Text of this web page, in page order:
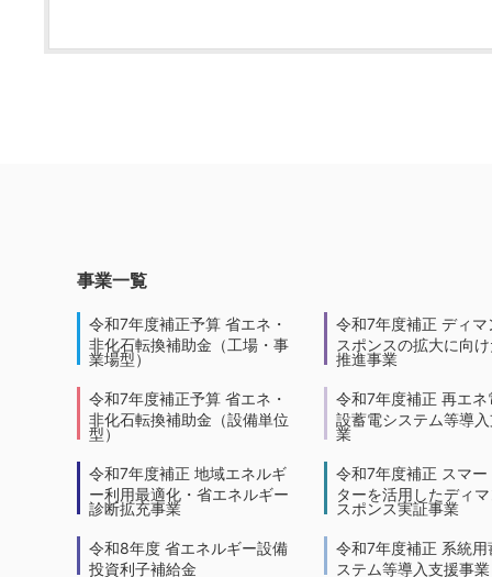
事業一覧
令和7年度補正予算 省エネ・
非化石転換補助金（工場・事
業場型）
令和7年度補正予算 省エネ・
非化石転換補助金（設備単位
型）
令和7年度補正 地域エネルギ
ー利用最適化・省エネルギー
診断拡充事業
令和8年度 省エネルギー設備
投資利子補給金
令和7年度補正 ディマ
スポンスの拡大に向
推進事業
令和7年度補正 再エネ
設蓄電システム等導
業
令和7年度補正 スマー
ターを活用したディ
スポンス実証事業
令和7年度補正 系統用
ステム等導入支援事業